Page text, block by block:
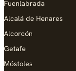
Fuenlabrada
Alcalá de Henares
Alcorcón
Getafe
Móstoles